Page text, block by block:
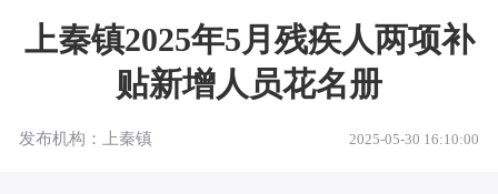
上秦镇2025年5月残疾人两项补
贴新增人员花名册
发布机构：上秦镇 2025-05-30 16:10:00